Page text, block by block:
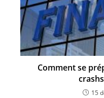
Comment se
15